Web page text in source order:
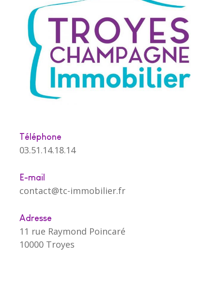
Téléphone
03.51.14.18.14
E-mail
contact@tc-immobilier.fr
Adresse
11 rue Raymond Poincaré
10000 Troyes